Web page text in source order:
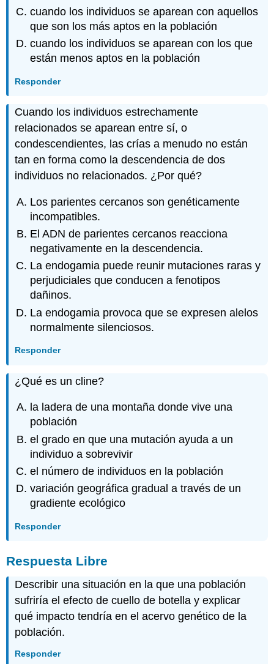
cuando los individuos se aparean con aquellos
que son los más aptos en la población
cuando los individuos se aparean con los que
están menos aptos en la población
Responder
Cuando los individuos estrechamente
relacionados se aparean entre sí, o
condescendientes, las crías a menudo no están
tan en forma como la descendencia de dos
individuos no relacionados. ¿Por qué?
Los parientes cercanos son genéticamente
incompatibles.
El ADN de parientes cercanos reacciona
negativamente en la descendencia.
La endogamia puede reunir mutaciones raras y
perjudiciales que conducen a fenotipos
dañinos.
La endogamia provoca que se expresen alelos
normalmente silenciosos.
Responder
¿Qué es un cline?
la ladera de una montaña donde vive una
población
el grado en que una mutación ayuda a un
individuo a sobrevivir
el número de individuos en la población
variación geográfica gradual a través de un
gradiente ecológico
Responder
Respuesta Libre
Describir una situación en la que una población
sufriría el efecto de cuello de botella y explicar
qué impacto tendría en el acervo genético de la
población.
Responder